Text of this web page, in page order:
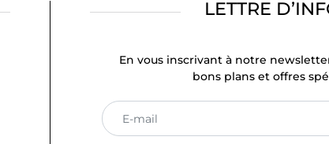
LETTRE
En vous inscrivant à notre
bons plans et offres